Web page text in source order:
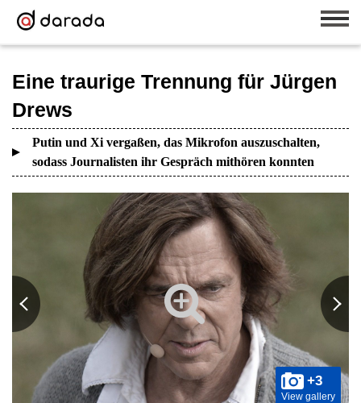
Eine traurige Trennung für Jürgen
Drews
Putin und Xi vergaßen, das Mikrofon auszuschalten,
sodass Journalisten ihr Gespräch mithören konnten
+3
View gallery